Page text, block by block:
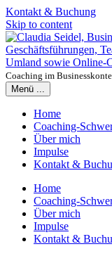
Kontakt & Buchung
Skip to content
Coaching im
Menü ...
Home
Coaching-
Über mich
Impulse
Kontakt &
Home
Coaching-
Über mich
Impulse
Kontakt &